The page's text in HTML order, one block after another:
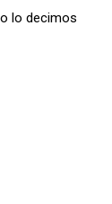
lo decimos